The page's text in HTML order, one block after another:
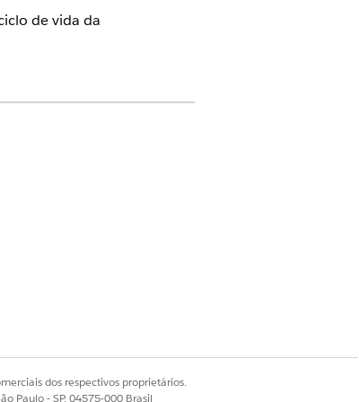
de vida da
mapeia cada
publica emendas.
para capturar requisitos
dos respectivos proprietários.
Paulo - SP, 04575-000 Brasil